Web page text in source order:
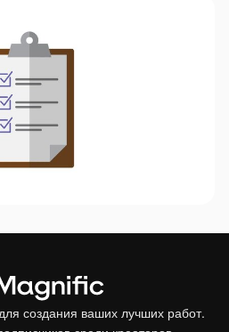
создания ваших лучших работ.